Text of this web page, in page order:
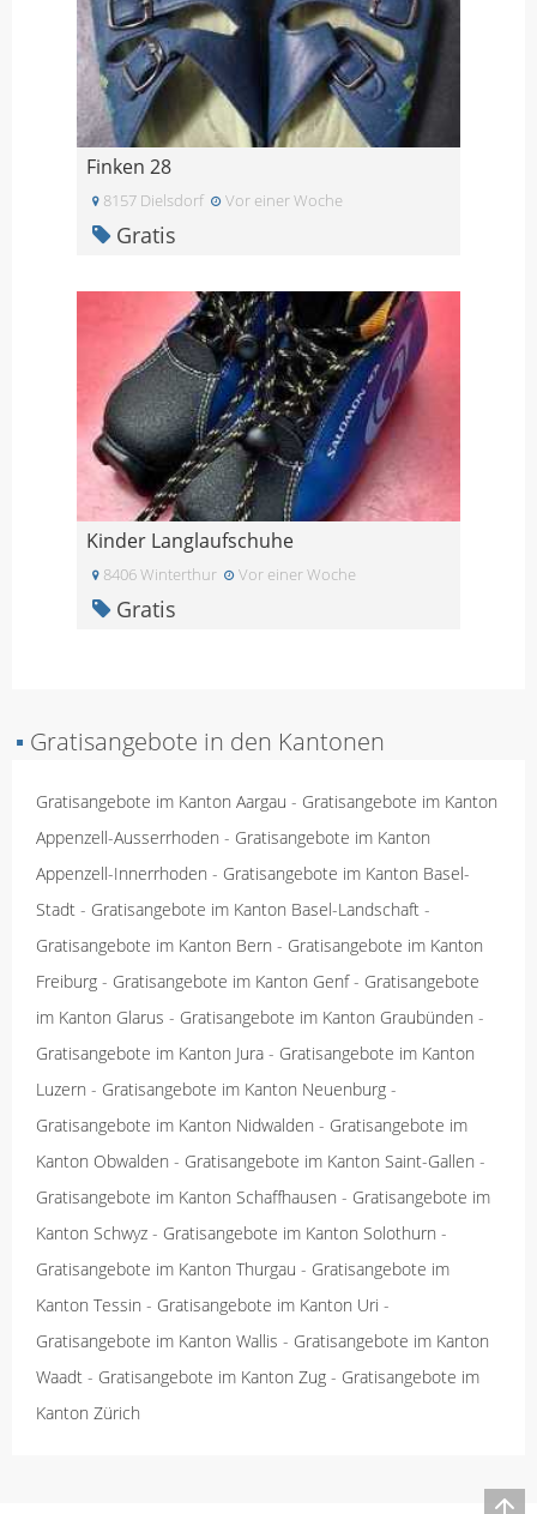
Finken 28
8157 Dielsdorf Vor einer Woche
Gratis
Kinder Langlaufschuhe
8406 Winterthur Vor einer Woche
Gratis
▪ Gratisangebote in den Kantonen
Gratisangebote im Kanton Aargau - Gratisangebote im Kanton
Appenzell-Ausserrhoden - Gratisangebote im Kanton
Appenzell-Innerrhoden - Gratisangebote im Kanton Basel-
Stadt - Gratisangebote im Kanton Basel-Landschaft -
Gratisangebote im Kanton Bern - Gratisangebote im Kanton
Freiburg - Gratisangebote im Kanton Genf- Gratisangebote
im Kanton Glarus - Gratisangebote im Kanton Graubünden -
Gratisangebote im Kanton Jura - Gratisangebote im Kanton
Luzern - Gratisangebote im Kanton Neuenburg -
Gratisangebote im Kanton Nidwalden - Gratisangebote im
Kanton Obwalden - Gratisangebote im Kanton Saint-Gallen -
Gratisangebote im Kanton Schaffhausen - Gratisangebote im
Kanton Schwyz - Gratisangebote im Kanton Solothurn -
Gratisangebote im Kanton Thurgau - Gratisangebote im
Kanton Tessin - Gratisangebote im Kanton Uri -
Gratisangebote im Kanton Wallis - Gratisangebote im Kanton
Waadt - Gratisangebote im Kanton Zug - Gratisangebote im
Kanton Zürich